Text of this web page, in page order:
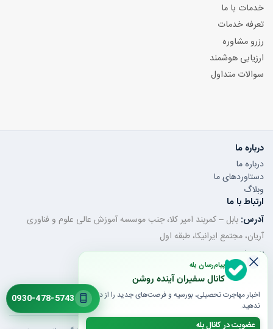
خدمات با ما
تعرفه خدمات
رزرو مشاوره
ارزیابی هوشمند
سوالات متداول
درباره ما
درباره ما
دستاوردهای ما
وبلاگ
ارتباط با ما
آدرس: بابل – کمربند امیر کلا، جنب موسسه آموزش عالی علوم و فناوری
آریان، مجتمع ایرانیکا، طبقه اول
تلفن ثابت:011-32350320
موبایل / واتساپ: 0930-478-5743
ایمیل:saroshanbbl@gmail.com
0930-478-5743
پیام‌رسان بله
کانال سفیران آینده روشن
اخبار مهاجرت تحصیلی، بورسیه و فرصت‌های جدید را از دست
ندهید.
عضویت در کانال بله